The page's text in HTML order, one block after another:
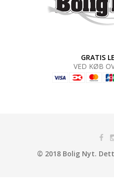
GRATIS
VED KØB
© 2018 Bolig Nyt.